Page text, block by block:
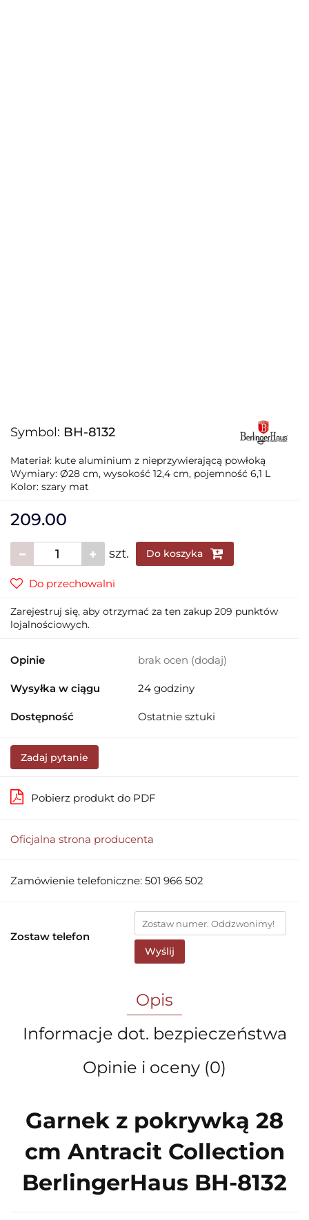
Symbol: BH-8132
Materiał: kute aluminium z nieprzywierającą powłoką
Wymiary: Ø28 cm, wysokość 12,4 cm, pojemność 6,1 L
Kolor: szary mat
209.00
szt. Do koszyka
Do przechowalni
Zarejestruj się, aby otrzymać za ten zakup 209 punktów
lojalnościowych.
Opinie brak ocen (dodaj)
Wysyłka w ciągu 24 godziny
Dostępność Ostatnie sztuki
Zadaj pytanie
Pobierz produkt do PDF
Oficjalna strona producenta
Zamówienie telefoniczne: 501 966 502
Zostaw telefon
Wyślij
Opis
Informacje dot. bezpieczeństwa
Opinie i oceny (0)
Garnek z pokrywką 28
cm Antracit Collection
BerlingerHaus BH-8132